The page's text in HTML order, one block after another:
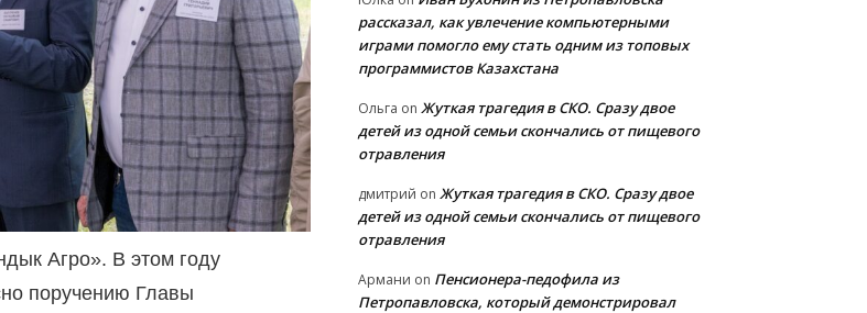
Агро». В этом году
поручению Главы
рассказал, как увлечение компьютерными
играми помогло ему стать одним из топовых
программистов Казахстана
Ольга on Жуткая трагедия в СКО. Сразу двое
детей из одной семьи скончались от пищевого
отравления
дмитрий on Жуткая трагедия в СКО. Сразу двое
детей из одной семьи скончались от пищевого
отравления
Армани on Пенсионера-педофила из
Петропавловска, который демонстрировал